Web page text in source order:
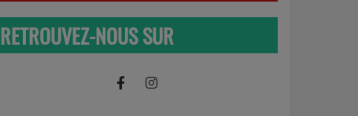
RETROUVEZ-NOUS SUR